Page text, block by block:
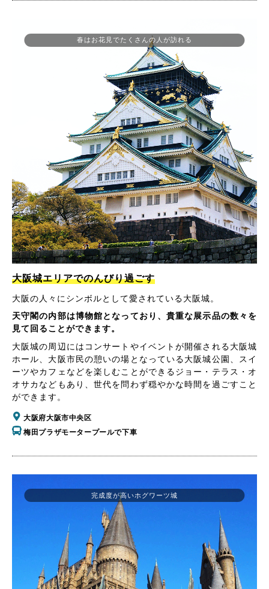
春はお花見でたくさんの人が訪れる
大阪城エリアでのんびり過ごす
大阪の人々にシンボルとして愛されている大阪城。
天守閣の内部は博物館となっており、貴重な展示品の数々を
見て回ることができます。
大阪城の周辺にはコンサートやイベントが開催される大阪城
ホール、大阪市民の憩いの場となっている大阪城公園、スイ
ーツやカフェなどを楽しむことができるジョー・テラス・オ
オサカなどもあり、世代を問わず穏やかな時間を過ごすこと
ができます。
大阪府大阪市中央区
梅田プラザモータープールで下車
完成度が高いホグワーツ城